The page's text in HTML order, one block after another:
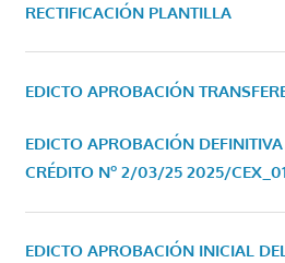
RECTIFICACIÓN PLANTILLA
EDICTO APROBACIÓN
EDICTO APROBACIÓN
CRÉDITO Nº 2/03/25 2025/
EDICTO APROBACIÓN INICIAL